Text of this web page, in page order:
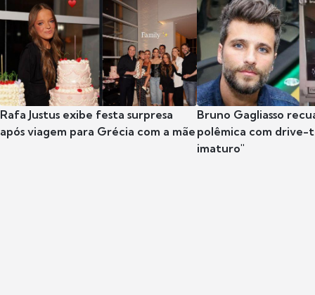
Rafa Justus exibe festa surpresa
após viagem para Grécia com a mãe
Bruno Gagliasso
polêmica com drive-
imaturo"